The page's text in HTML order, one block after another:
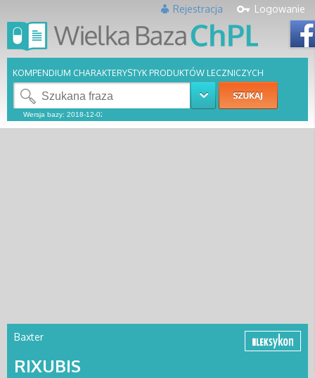
Logowanie
Rejestracja
KOMPENDIUM CHARAKTERYSTYK PRODUKTÓW LECZNICZYCH
Baxter
RIXUBIS